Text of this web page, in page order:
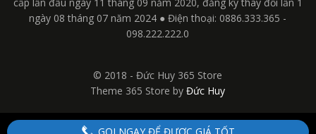
ngày 08 tháng 07 năm 2024 ● Điện thoại: 0886.333.365 -
098.222.222.0
© 2018 - Đức Huy 365 Store
Theme 365 Store byĐức Huy